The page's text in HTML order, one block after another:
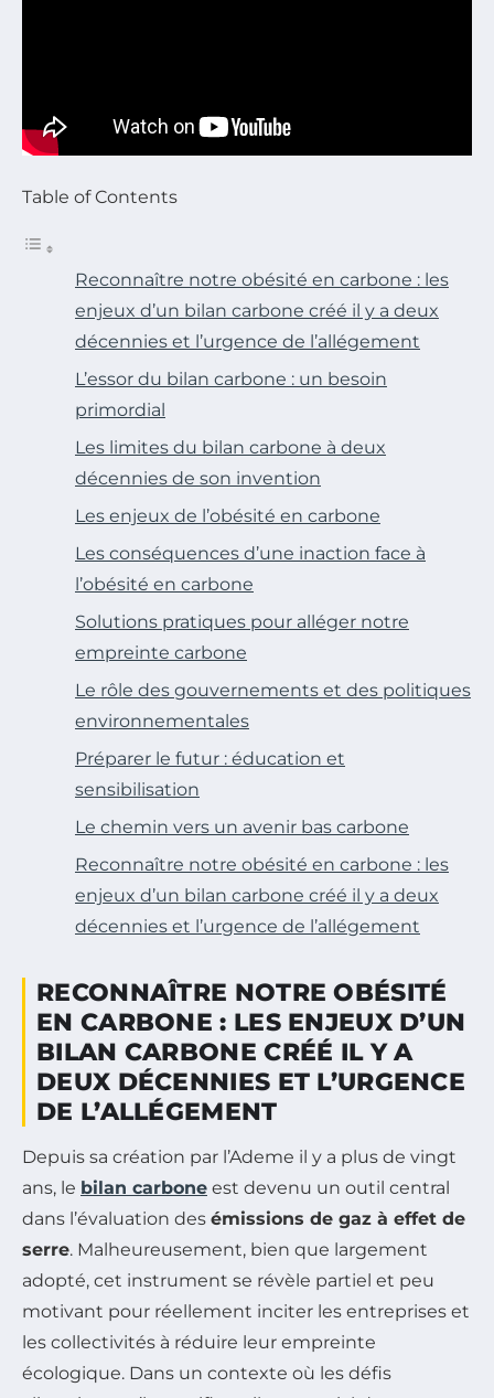
Table of Contents
Reconnaître notre obésité en carbone : les
enjeux d’un bilan carbone créé il y a deux
décennies et l’urgence de l’allégement
L’essor du bilan carbone : un besoin
primordial
Les limites du bilan carbone à deux
décennies de son invention
Les enjeux de l’obésité en carbone
Les conséquences d’une inaction face à
l’obésité en carbone
Solutions pratiques pour alléger notre
empreinte carbone
Le rôle des gouvernements et des politiques
environnementales
Préparer le futur : éducation et
sensibilisation
Le chemin vers un avenir bas carbone
Reconnaître notre obésité en carbone : les
enjeux d’un bilan carbone créé il y a deux
décennies et l’urgence de l’allégement
RECONNAÎTRE NOTRE OBÉSITÉ
EN CARBONE : LES ENJEUX D’UN
BILAN CARBONE CRÉÉ IL Y A
DEUX DÉCENNIES ET L’URGENCE
DE L’ALLÉGEMENT
Depuis sa création par l’Ademe il y a plus de vingt
ans, le bilan carbone est devenu un outil central
dans l’évaluation des émissions de gaz à effet de
serre. Malheureusement, bien que largement
adopté, cet instrument se révèle partiel et peu
motivant pour réellement inciter les entreprises et
les collectivités à réduire leur empreinte
écologique. Dans un contexte où les défis